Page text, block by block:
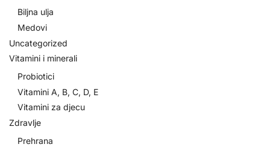
Biljna ulja
Medovi
Uncategorized
Vitamini i minerali
Probiotici
Vitamini A, B, C, D, E
Vitamini za djecu
Zdravlje
Prehrana